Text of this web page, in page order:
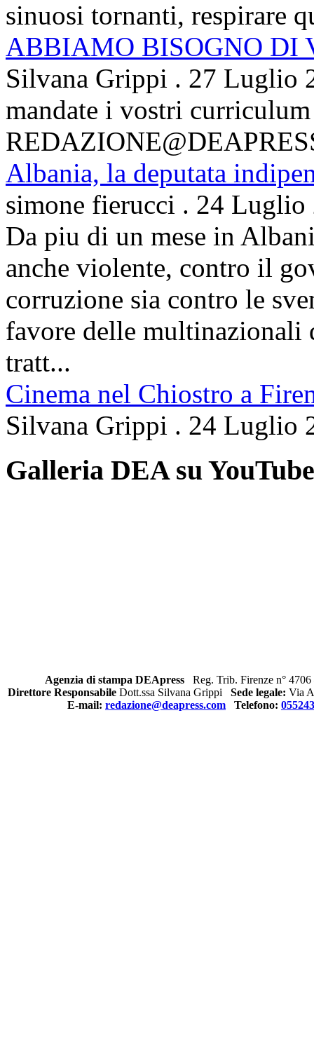
sinuosi tornanti, respirare
ABBIAMO BISOGNO DI
Silvana Grippi . 27 Luglio
mandate i vostri
Albania, la deputata
simone fierucci . 24 Luglio
Da piu di un mese in
anche violente, contro il
corruzione sia contro le
favore delle multinazionali
tratt...
Cinema nel Chiostro a
Silvana Grippi . 24 Luglio
Galleria DEA su YouTube
Agenzia di stampa DEApress Reg. Trib. Firenze n° 4706
Direttore Responsabile Dott.ssa Silvana Grippi Sede legale: Via
E-mail: redazione@deapress.com Telefono: